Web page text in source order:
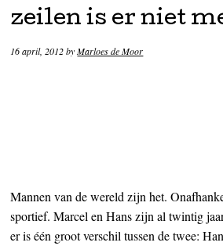
zeilen is er niet
16 april, 2012byMarloes de Moor
Mannen van de wereld zijn het.
sportief. Marcel en Hans zijn al twintig
er is één groot verschil tussen de twee: